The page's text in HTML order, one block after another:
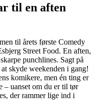
til en aften
til årets første Comedy
Street Food. En aften,
punchlines. Sagt på
skyde weekenden i gang!
komikere, men én ting er
– uanset om du er til tør
der rammer lige ind i